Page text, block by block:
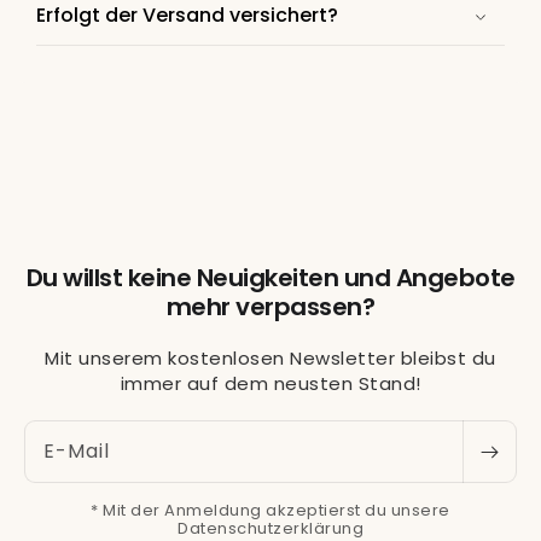
Erfolgt der Versand versichert?
Du willst keine Neuigkeiten und Angebote
mehr verpassen?
Mit unserem kostenlosen Newsletter bleibst du
immer auf dem neusten Stand!
E-Mail
* Mit der Anmeldung akzeptierst du unsere
Datenschutzerklärung